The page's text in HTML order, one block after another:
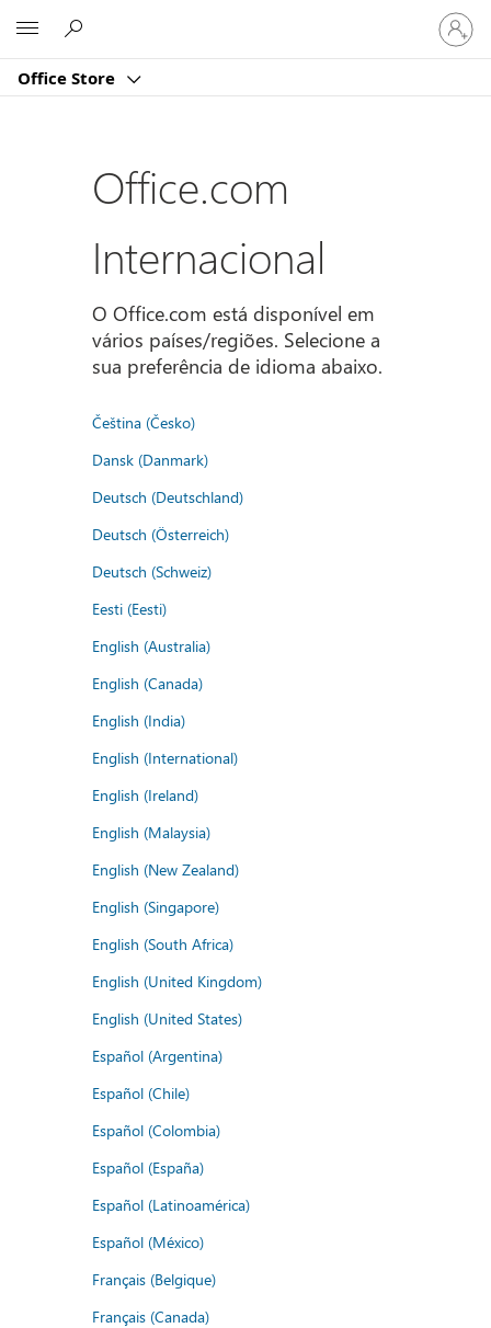
Office Store
Iniciar
sessão
na
Office.com
Internacional
O Office.com está disponível em
vários países/regiões. Selecione a
sua preferência de idioma abaixo.
Čeština (Česko)
Dansk (Danmark)
Deutsch (Deutschland)
Deutsch (Österreich)
Deutsch (Schweiz)
Eesti (Eesti)
English (Australia)
English (Canada)
English (India)
English (International)
English (Ireland)
English (Malaysia)
English (New Zealand)
English (Singapore)
English (South Africa)
English (United Kingdom)
English (United States)
Español (Argentina)
Español (Chile)
Español (Colombia)
Español (España)
Español (Latinoamérica)
Español (México)
Français (Belgique)
Français (Canada)